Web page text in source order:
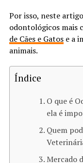
Por isso, neste
odontológicos mais
de Cães e Gatose a
animais.
Índice
O que é
ela é
Quem
Mercado